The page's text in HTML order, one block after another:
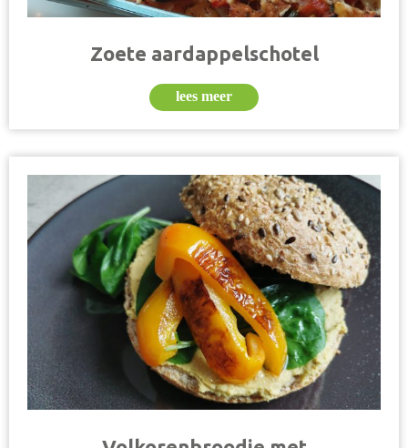
Zoete aardappelschotel
lees meer